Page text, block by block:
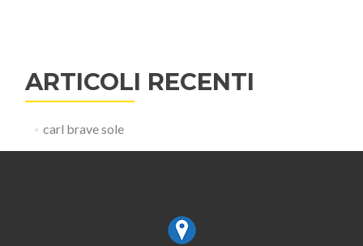
ARTICOLI RECENTI
carl brave sole